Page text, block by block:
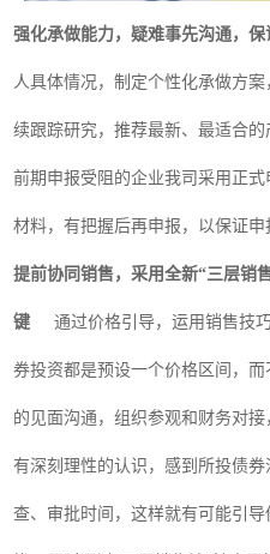
强化承做能力，疑难事先沟通，保
人具体情况，制定个性化承做方
续跟踪研究，推荐最新、最适合的
前期申报受阻的企业我司采用正
材料，有把握后再申报，以保证申
提前协同销售，采用全新“三层销
键 通过价格引导，运用销售技
券投资都是预设一个价格区间，
的见面沟通，组织参观和财务对
有深刻理性的认识，感到所投债
查、审批时间，这样就有可能引